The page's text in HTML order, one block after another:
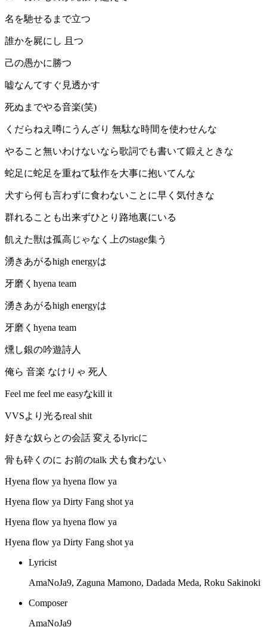
名を馳せるまで立つ
誰かを屍にし 且つ
己の愚かに勝つ
嘘なんてすぐ見透かす
死ぬまでやる音楽(笑)
くだらねえ噂にうんざり 無駄な時間を使わせんな
やること無いわけないなら歌詞でも書いて鍛えときな
蛇足に蛇足を重ねて駄作を大事に抱いてんな
犬すら何も言わずに食わないことに早く気付きな
群れることも出来ずひとり路地裏にいる
飢えた獣は孤高じゃなく上のstage集う
湧きあがるhigh energyは
牙磨くhyena team
湧きあがるhigh energyは
牙磨くhyena team
燻し銀の吟遊詩人
俺ら 音楽 なけりゃ 死人
Feel me feel me easyなkill it
VVSより光るreal shit
好きな奴らとの会話 変えるlyricに
骨も砕くのに お前のtalk 犬も食わない
Hyena flow ya hyena flow ya
Hyena flow ya Dirty Fang shot ya
Hyena flow ya hyena flow ya
Hyena flow ya Dirty Fang shot ya
Lyricist
AmaNoJa9, Zaguna Mamono, Dadada Meda, Roku Sakinoki
Composer
AmaNoJa9